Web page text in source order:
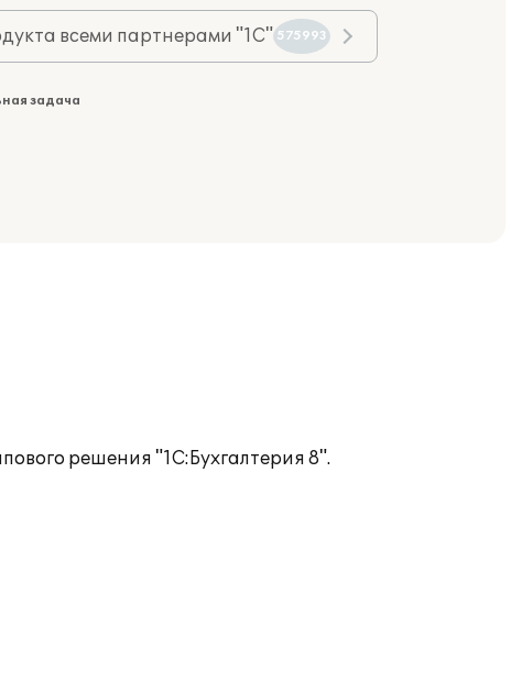
всеми партнерами "1С" 575993
задача
решения "1С:Бухгалтерия 8".